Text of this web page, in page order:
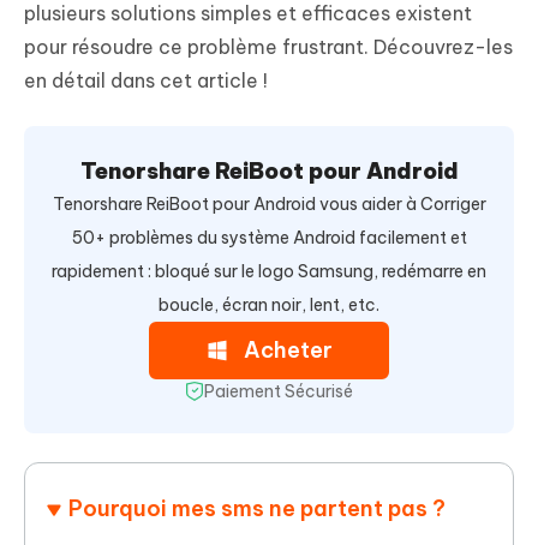
plusieurs solutions simples et efficaces existent
pour résoudre ce problème frustrant. Découvrez-les
en détail dans cet article !
Tenorshare ReiBoot pour Android
Tenorshare ReiBoot pour Android vous aider à Corriger
50+ problèmes du système Android facilement et
rapidement : bloqué sur le logo Samsung, redémarre en
boucle, écran noir, lent, etc.
Acheter
Paiement Sécurisé
Pourquoi mes sms ne partent pas ?